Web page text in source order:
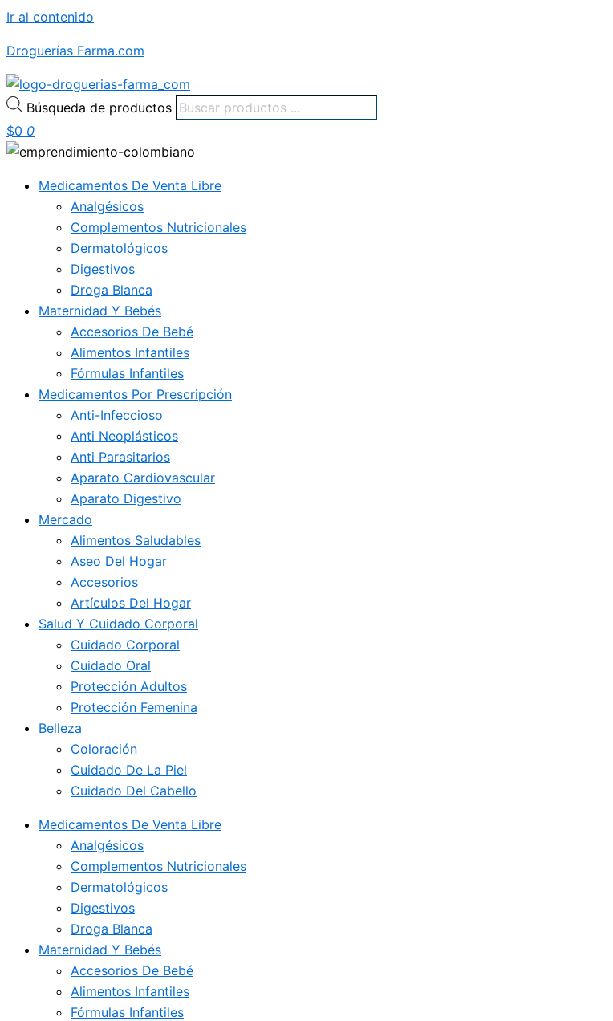
Ir al contenido
Droguerías Farma.com
Búsqueda de productos
$0 0
Medicamentos De Venta Libre
Analgésicos
Complementos Nutricionales
Dermatológicos
Digestivos
Droga Blanca
Maternidad Y Bebés
Accesorios De Bebé
Alimentos Infantiles
Fórmulas Infantiles
Medicamentos Por Prescripción
Anti-Infeccioso
Anti Neoplásticos
Anti Parasitarios
Aparato Cardiovascular
Aparato Digestivo
Mercado
Alimentos Saludables
Aseo Del Hogar
Accesorios
Artículos Del Hogar
Salud Y Cuidado Corporal
Cuidado Corporal
Cuidado Oral
Protección Adultos
Protección Femenina
Belleza
Coloración
Cuidado De La Piel
Cuidado Del Cabello
Medicamentos De Venta Libre
Analgésicos
Complementos Nutricionales
Dermatológicos
Digestivos
Droga Blanca
Maternidad Y Bebés
Accesorios De Bebé
Alimentos Infantiles
Fórmulas Infantiles